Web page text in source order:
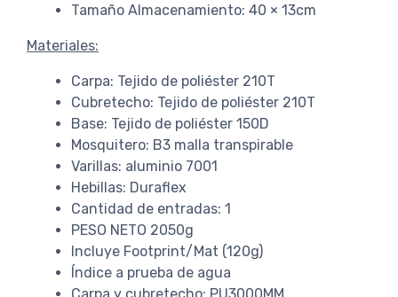
Tamaño Almacenamiento: 40 × 13cm
Materiales:
Carpa: Tejido de poliéster 210T
Cubretecho: Tejido de poliéster 210T
Base: Tejido de poliéster 150D
Mosquitero: B3 malla transpirable
Varillas: aluminio 7001
Hebillas: Duraflex
Cantidad de entradas: 1
PESO NETO 2050g
Incluye Footprint/Mat (120g)
Índice a prueba de agua